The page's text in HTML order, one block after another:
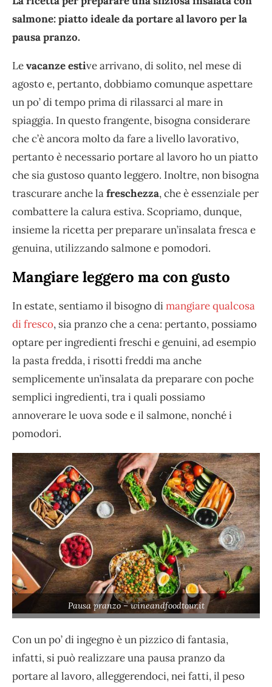
salmone: piatto ideale da portare al lavoro per la
pausa pranzo.
Levacanze estive arrivano, di solito, nel mese di
agosto e, pertanto, dobbiamo comunque aspettare
un po’ di tempo prima di rilassarci al mare in
spiaggia. In questo frangente, bisogna considerare
che c’è ancora molto da fare a livello lavorativo,
pertanto è necessario portare al lavoro ho un piatto
che sia gustoso quanto leggero. Inoltre, non bisogna
trascurare anche lafreschezza, che è essenziale per
combattere la calura estiva. Scopriamo, dunque,
insieme la ricetta per preparare un’insalata fresca e
genuina, utilizzando salmone e pomodori.
Mangiare leggero ma con gusto
In estate, sentiamo il bisogno dimangiare qualcosa
di fresco, sia pranzo che a cena: pertanto, possiamo
optare per ingredienti freschi e genuini, ad esempio
la pasta fredda, i risotti freddi ma anche
semplicemente un’insalata da preparare con poche
semplici ingredienti, tra i quali possiamo
annoverare le uova sode e il salmone, nonché i
pomodori.
Pausa pranzo – wineandfoodtour.it
Con un po’ di ingegno è un pizzico di fantasia,
infatti, si può realizzare una pausa pranzo da
portare al lavoro, alleggerendoci, nei fatti, il peso